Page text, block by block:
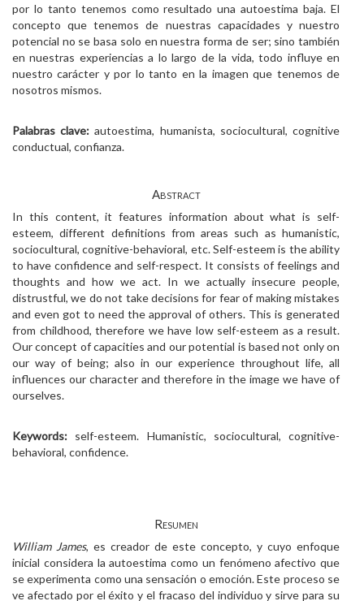
por lo tanto tenemos como resultado una autoestima baja. El
concepto que tenemos de nuestras capacidades y nuestro
potencial no se basa solo en nuestra forma de ser; sino también
en nuestras experiencias a lo largo de la vida, todo influye en
nuestro carácter y por lo tanto en la imagen que tenemos de
nosotros mismos.
Palabras clave: autoestima, humanista, sociocultural, cognitive
conductual, confianza.
Abstract
In this content, it features information about what is self-
esteem, different definitions from areas such as humanistic,
sociocultural, cognitive-behavioral, etc. Self-esteem is the ability
to have confidence and self-respect. It consists of feelings and
thoughts and how we act. In we actually insecure people,
distrustful, we do not take decisions for fear of making mistakes
and even got to need the approval of others. This is generated
from childhood, therefore we have low self-esteem as a result.
Our concept of capacities and our potential is based not only on
our way of being; also in our experience throughout life, all
influences our character and therefore in the image we have of
ourselves.
Keywords: self-esteem. Humanistic, sociocultural, cognitive-
behavioral, confidence.
Resumen
William James, es creador de este concepto, y cuyo enfoque
inicial considera la autoestima como un fenómeno afectivo que
se experimenta como una sensación o emoción. Este proceso se
ve afectado por el éxito y el fracaso del individuo y sirve para su